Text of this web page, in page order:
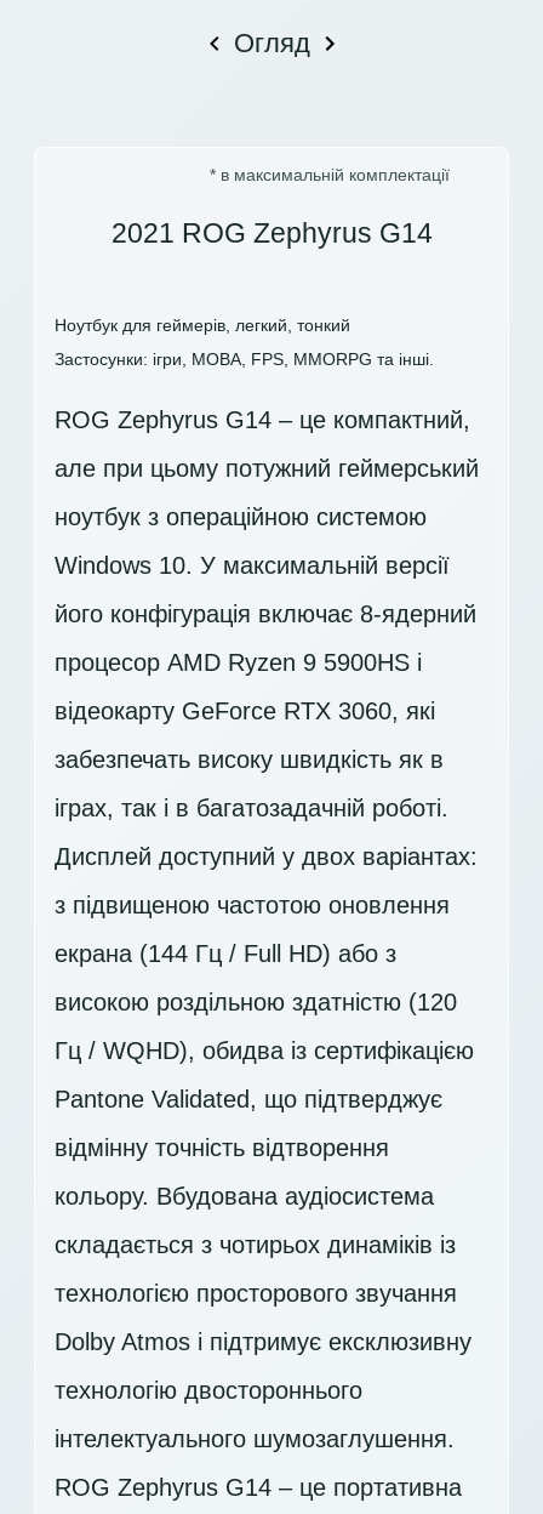
Огляд
* в максимальній комплектації
2021 ROG Zephyrus G14
Ноутбук для геймерів, легкий, тонкий
Застосунки: ігри, MOBA, FPS, MMORPG та інші.
ROG Zephyrus G14 – це компактний,
але при цьому потужний геймерський
ноутбук з операційною системою
Windows 10. У максимальній версії
його конфігурація включає 8-ядерний
процесор AMD Ryzen 9 5900HS і
відеокарту GeForce RTX 3060, які
забезпечать високу швидкість як в
іграх, так і в багатозадачній роботі.
Дисплей доступний у двох варіантах:
з підвищеною частотою оновлення
екрана (144 Гц / Full HD) або з
високою роздільною здатністю (120
Гц / WQHD), обидва із сертифікацією
Pantone Validated, що підтверджує
відмінну точність відтворення
кольору. Вбудована аудіосистема
складається з чотирьох динаміків із
технологією просторового звучання
Dolby Atmos і підтримує ексклюзивну
технологію двостороннього
інтелектуального шумозаглушення.
ROG Zephyrus G14 – це портативна